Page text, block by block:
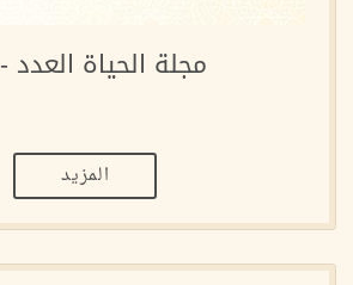
مجلة الحياة العدد -31-
المزيد